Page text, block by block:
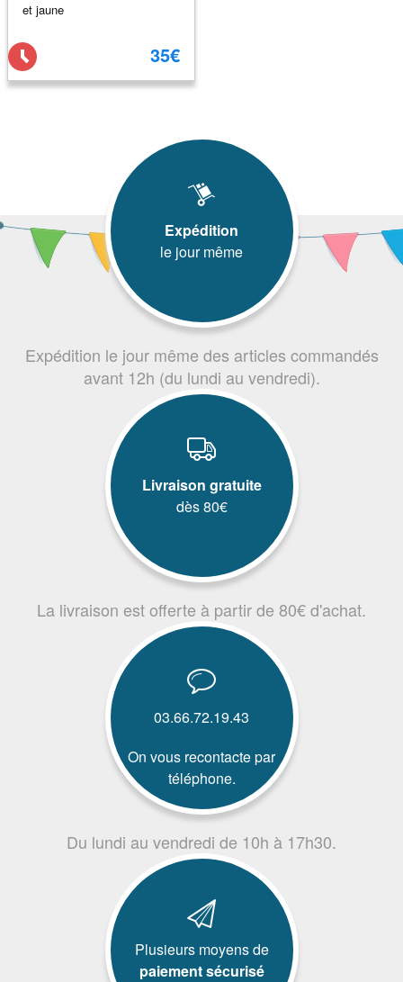
et jaune
35€
Expédition
le jour même
Expédition le jour même des articles commandés
avant 12h (du lundi au vendredi).
Livraison gratuite
dès 80€
La livraison est offerte à partir de 80€ d'achat.
03.66.72.19.43
On vous recontacte par
téléphone.
Du lundi au vendredi de 10h à 17h30.
Plusieurs moyens de
paiement sécurisé